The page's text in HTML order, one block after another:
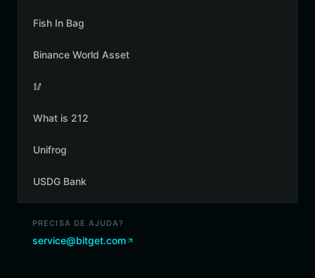
Fish In Bag
Binance World Asset
🥢
What is 212
Unifrog
USDG Bank
PRECISA DE AJUDA?
service@bitget.com